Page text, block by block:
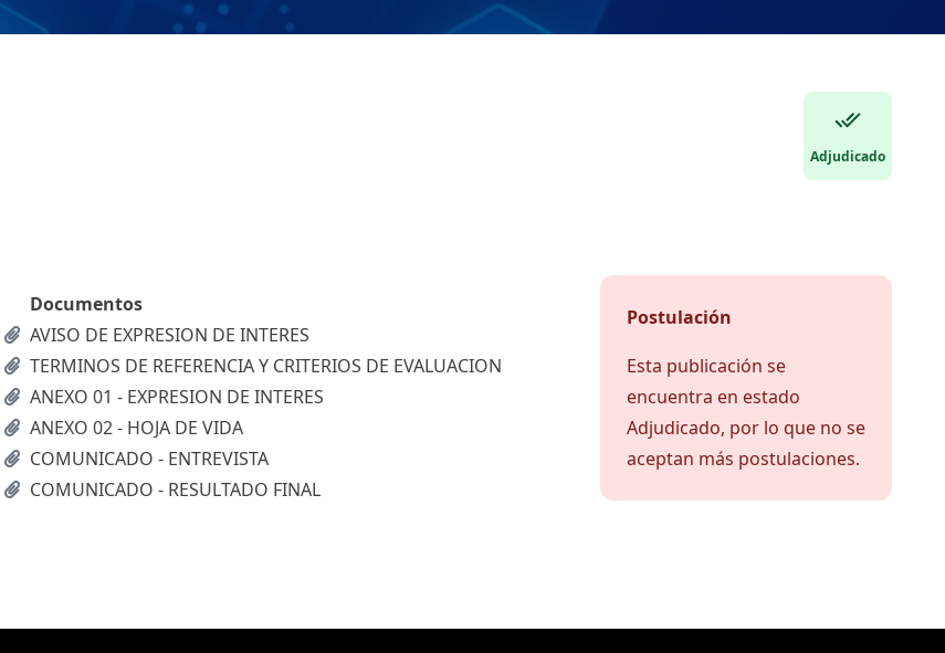
Adjudicado
Documentos
AVISO DE EXPRESION DE INTERES
TERMINOS DE REFERENCIA Y CRITERIOS DE EVALUACION
ANEXO 01 - EXPRESION DE INTERES
ANEXO 02 - HOJA DE VIDA
COMUNICADO - ENTREVISTA
COMUNICADO - RESULTADO FINAL
Postulación
Esta publicación se
encuentra en estado
Adjudicado, por lo que no se
aceptan más postulaciones.